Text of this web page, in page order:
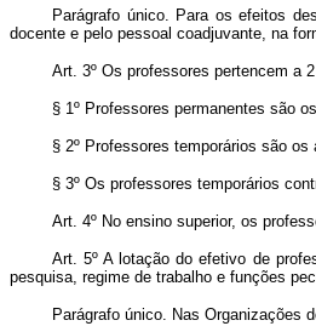
Parágrafo único. Para os efeitos
docente e pelo pessoal coadjuvante, na
Art. 3º Os professores pertencem a
§ 1º Professores permanentes são
§ 2º Professores temporários são
§ 3º Os professores temporários
Art. 4º No ensino superior, os
Art. 5º A lotação do efetivo de
pesquisa, regime de trabalho e funções
Parágrafo único. Nas Organizações